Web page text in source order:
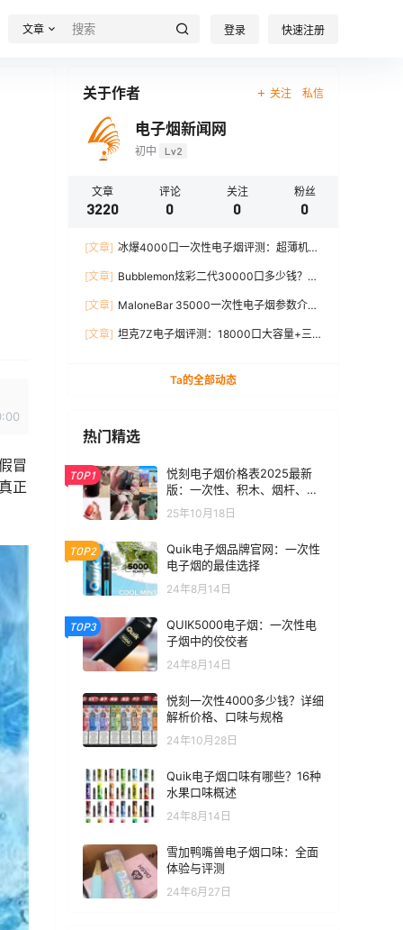
文章 登录 快速注册
冒
正
关于作者 关注 私信
电子烟新闻网
初中 Lv2
文章
3220
评论
0
关注
0
粉丝
0
[文章] 冰爆4000口一次性电子烟评测：超薄机
[文章] Bubblemon炫彩二代30000口多少钱？最
[文章] MaloneBar 35000一次性电子烟参数介
[文章] 坦克7Z电子烟评测：18000口大容量+三
Ta的全部动态
热门精选
TOP1
悦刻电子烟价格表2025最新
版：一次性、积木、烟杆、烟
弹全价位汇总
25年10月18日
TOP2
Quik电子烟品牌官网：一次性
电子烟的最佳选择
24年8月14日
TOP3
QUIK5000电子烟：一次性电
子烟中的佼佼者
24年8月14日
悦刻一次性4000多少钱？详细
解析价格、口味与规格
24年10月28日
Quik电子烟口味有哪些？16种
水果口味概述
24年8月14日
雪加鸭嘴兽电子烟口味：全面
体验与评测
24年6月27日